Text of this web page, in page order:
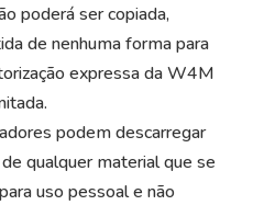
poderá ser copiada,
de nenhuma forma para
expressa da W4M
podem descarregar
qualquer material que se
uso pessoal e não